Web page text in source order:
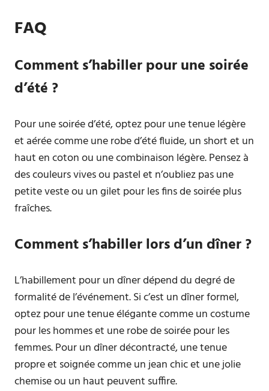
FAQ
Comment s’habiller pour une soirée
d’été ?
Pour une soirée d’été, optez pour une tenue légère
et aérée comme une robe d’été fluide, un short et un
haut en coton ou une combinaison légère. Pensez à
des couleurs vives ou pastel et n’oubliez pas une
petite veste ou un gilet pour les fins de soirée plus
fraîches.
Comment s’habiller lors d’un dîner ?
L’habillement pour un dîner dépend du degré de
formalité de l’événement. Si c’est un dîner formel,
optez pour une tenue élégante comme un costume
pour les hommes et une robe de soirée pour les
femmes. Pour un dîner décontracté, une tenue
propre et soignée comme un jean chic et une jolie
chemise ou un haut peuvent suffire.